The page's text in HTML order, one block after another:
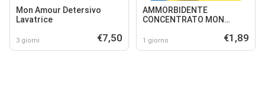
Mon Amour Detersivo
Lavatrice
3 giorni €7,50
AMMORBIDENTE
CONCENTRATO MON
1 giorno €1,89